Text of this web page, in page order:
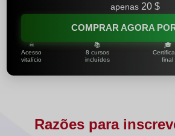
apenas 20 $
COMPRAR AGORA
♾️
Acesso
vitalício
📚
8 cursos
incluídos
🎓
final
Razões para